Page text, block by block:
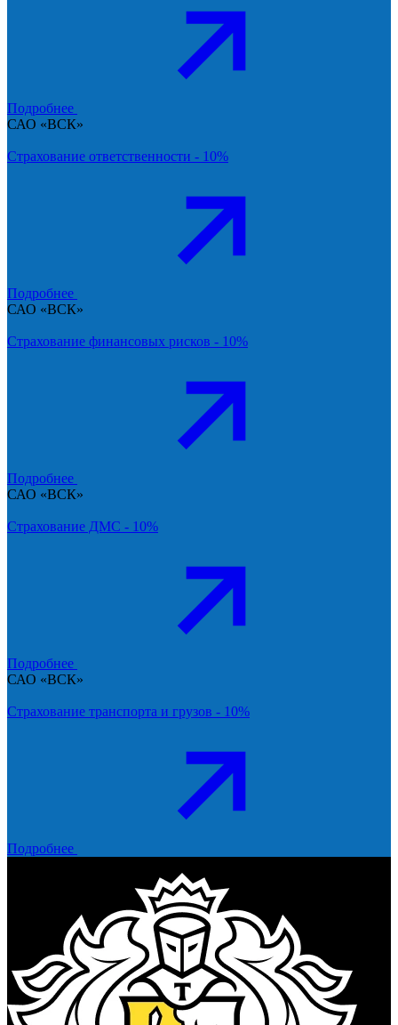
Подробнее
САО «ВСК»
Страхование ответственности - 10%
Подробнее
САО «ВСК»
Страхование финансовых рисков - 10%
Подробнее
САО «ВСК»
Страхование ДМС - 10%
Подробнее
САО «ВСК»
Страхование транспорта и грузов - 10%
Подробнее